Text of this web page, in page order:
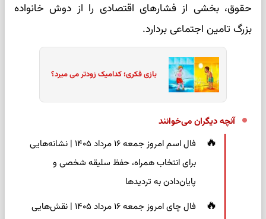
حقوق، بخشی از فشارهای اقتصادی را از دوش خانواده
بزرگ تامین اجتماعی بردارد.
بازی فکری؛ کدامیک زودتر می میرد؟
آنچه دیگران می‌خوانند
فال اسم امروز جمعه ۱۶ مرداد ۱۴۰۵ | نشانه‌هایی
برای انتخاب همراه، حفظ سلیقه شخصی و
پایان‌دادن به تردیدها
فال چای امروز جمعه ۱۶ مرداد ۱۴۰۵ | نقش‌هایی